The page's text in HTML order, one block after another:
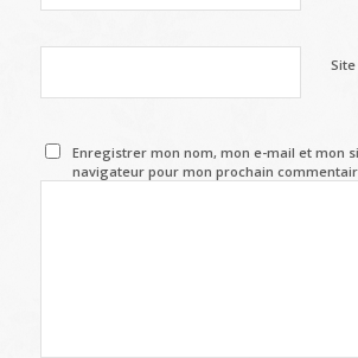
Enregistrer mon nom, mon e-mail et mon
navigateur pour mon prochain